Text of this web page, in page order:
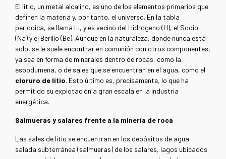
El litio, un metal alcalino, es uno de los elementos primarios que
definen la materia y, por tanto, el universo. En la tabla
periódica, se llama Li, y es vecino del Hidrógeno (H), el Sodio
(Na) y el Berilio (Be). Aunque en la naturaleza, donde nunca está
solo, se le suele encontrar en comunión con otros componentes,
ya sea en forma de minerales dentro de rocas, como la
espodumena, o de sales que se encuentran en el agua, como el
cloruro de litio. Esto último es, precisamente, lo que ha
permitido su explotación a gran escala en la industria
energética.
Salmueras y salares frente a la minería de roca
Las sales de litio se encuentran en los depósitos de agua
salada subterránea (salmueras) de los salares, lagos ubicados